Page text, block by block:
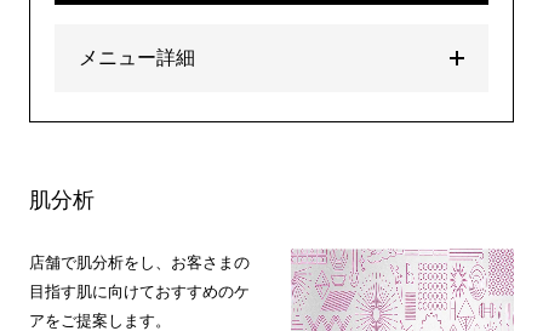
メニュー詳細
肌分析
店舗で肌分析をし、お客さまの
目指す肌に向けておすすめのケ
アをご提案します。